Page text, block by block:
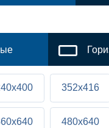
352x416
480x640